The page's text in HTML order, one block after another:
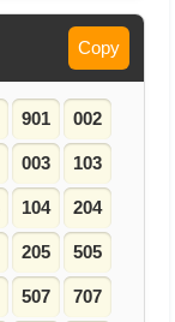
Copy
901 002
003 103
104 204
205 505
507 707